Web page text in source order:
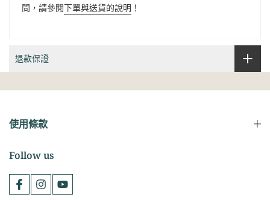
問，請參閱下單與送貨的說明 ！
退款保證
使用條款
Follow us